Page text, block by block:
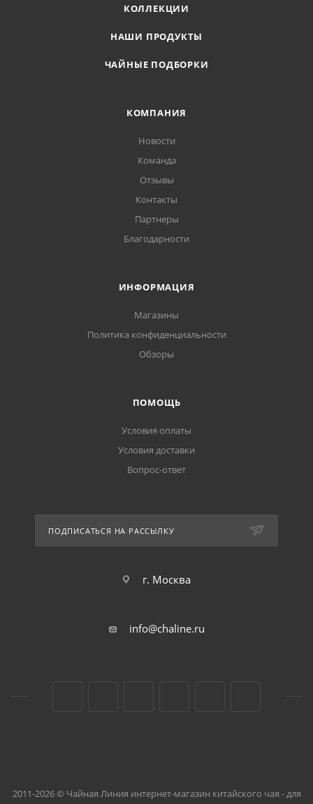
КОЛЛЕКЦИИ
НАШИ ПРОДУКТЫ
ЧАЙНЫЕ ПОДБОРКИ
КОМПАНИЯ
Новости
Команда
Отзывы
Контакты
Партнеры
Благодарности
ИНФОРМАЦИЯ
Магазины
Политика конфиденциальности
Обзоры
ПОМОЩЬ
Условия оплаты
Условия доставки
Вопрос-ответ
ПОДПИСАТЬСЯ НА РАССЫЛКУ
г. Москва
info@chaline.ru
2011-2026 © Чайная Линия интернет-магазин китайского чая - для